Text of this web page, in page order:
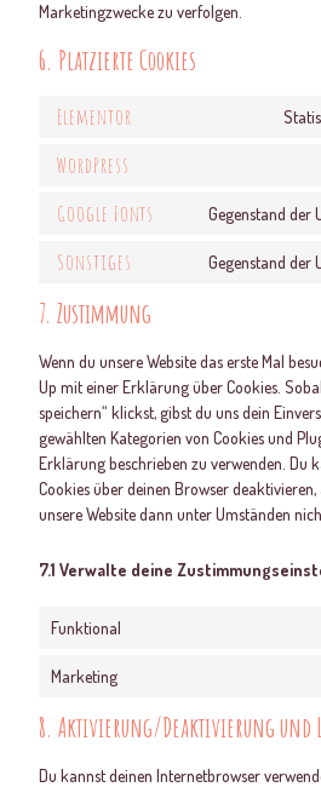
Marketingzwecke zu verfolgen.
6. Platzierte Cookies
Elementor
WordPress
Google Fonts Gegenstand der
Sonstiges Gegenstand der
7. Zustimmung
Wenn du unsere Website das erste Mal
Up mit einer Erklärung über Cookies.
speichern“ klickst, gibst du uns dein
gewählten Kategorien von Cookies und
Erklärung beschrieben zu verwenden. Du
Cookies über deinen Browser
unsere Website dann unter Umständen
7.1 Verwalte deine
Funktional
Marketing
8. Aktivierung/Deaktivierung und
Du kannst deinen Internetbrowser